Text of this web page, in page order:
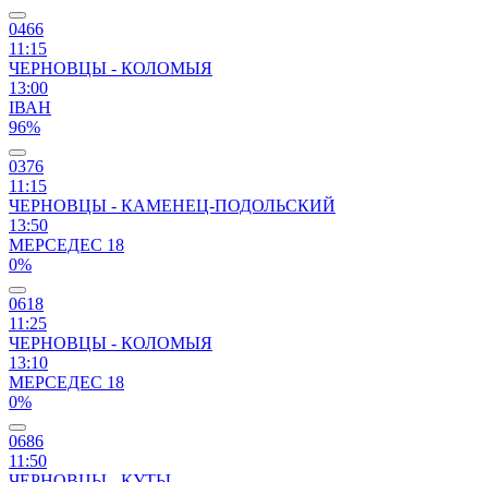
0466
11:15
ЧЕРНОВЦЫ - КОЛОМЫЯ
13:00
ІВАН
96%
0376
11:15
ЧЕРНОВЦЫ - КАМЕНЕЦ-ПОДОЛЬСКИЙ
13:50
МЕРСЕДЕС 18
0%
0618
11:25
ЧЕРНОВЦЫ - КОЛОМЫЯ
13:10
МЕРСЕДЕС 18
0%
0686
11:50